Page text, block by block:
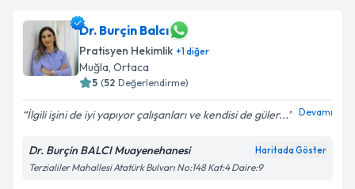
Dr. Burçin Balcı
Pratisyen Hekimlik +1diğer
Muğla, Ortaca
5 (52 Değerlendirme)
İlgili işini de iyi yapıyor çalışanları ve kendisi de güler... Devamı
Dr. Burçin BALCI Muayenehanesi Haritada Göster
Terzialiler Mahallesi Atatürk Bulvarı No:148 Kat:4 Daire:9